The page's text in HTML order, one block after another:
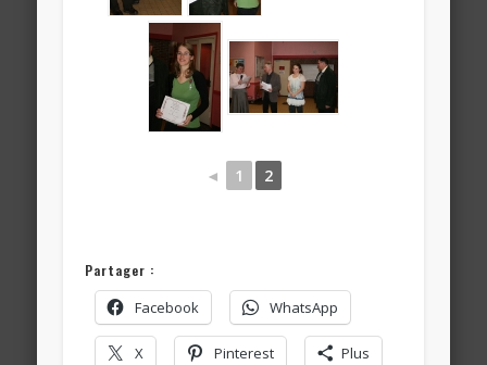
◄ 1 2
Partager :
Facebook WhatsApp
X Pinterest Plus